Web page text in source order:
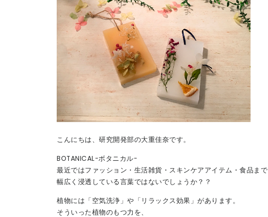
こんにちは、研究開発部の大重佳奈です。
BOTANICAL-ボタニカル-
最近ではファッション・生活雑貨・スキンケアアイテム・食品まで
幅広く浸透している言葉ではないでしょうか？？
植物には「空気洗浄」や「リラックス効果」があります。
そういった植物のもつ力を、